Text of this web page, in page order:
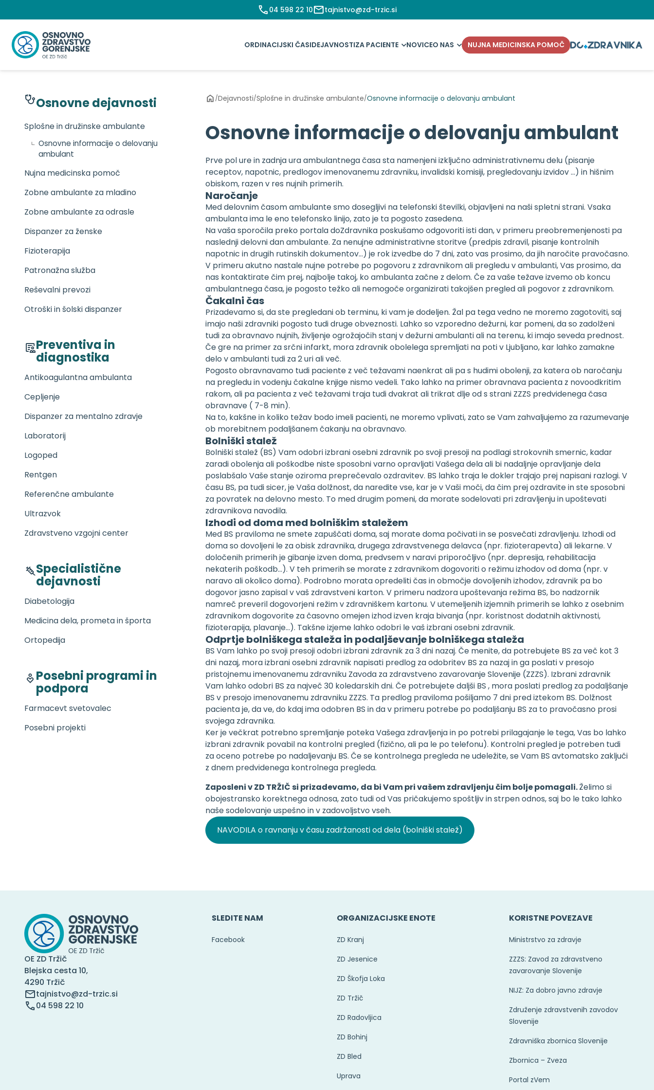
na
vsebino
04 598 22 10 tajnistvo@zd-trzic.si
ORDINACIJSKI ČASIDEJAVNOSTIZA PACIENTE NOVICEO NAS NUJNA MEDICINSKA POMOČ
/Dejavnosti/Splošne in družinske ambulante/Osnovne informacije o delovanju ambulant
Osnovne informacije o delovanju ambulant
Prve pol ure in zadnja ura ambulantnega časa sta namenjeni izključno administrativnemu delu (pisanje
receptov, napotnic, predlogov imenovanemu zdravniku, invalidski komisiji, pregledovanju izvidov …) in hišnim
obiskom, razen v res nujnih primerih.
Naročanje
Med delovnim časom ambulante smo dosegljivi na telefonski številki, objavljeni na naši spletni strani. Vsaka
ambulanta ima le eno telefonsko linijo, zato je ta pogosto zasedena.
Na vaša sporočila preko portala doZdravnika poskušamo odgovoriti isti dan, v primeru preobremenjenosti pa
naslednji delovni dan ambulante. Za nenujne administrativne storitve (predpis zdravil, pisanje kontrolnih
napotnic in drugih rutinskih dokumentov…) je rok izvedbe do 7 dni, zato vas prosimo, da jih naročite pravočasno.
V primeru akutno nastale nujne potrebe po pogovoru z zdravnikom ali pregledu v ambulanti, Vas prosimo, da
nas kontaktirate čim prej, najbolje takoj, ko ambulanta začne z delom. Če za vaše težave izvemo ob koncu
ambulantnega časa, je pogosto težko ali nemogoče organizirati takojšen pregled ali pogovor z zdravnikom.
Čakalni čas
Prizadevamo si, da ste pregledani ob terminu, ki vam je dodeljen. Žal pa tega vedno ne moremo zagotoviti, saj
imajo naši zdravniki pogosto tudi druge obveznosti. Lahko so vzporedno dežurni, kar pomeni, da so zadolženi
tudi za obravnavo nujnih, življenje ogrožajočih stanj v dežurni ambulanti ali na terenu, ki imajo seveda prednost.
Če gre na primer za srčni infarkt, mora zdravnik obolelega spremljati na poti v Ljubljano, kar lahko zamakne
delo v ambulanti tudi za 2 uri ali več.
Pogosto obravnavamo tudi paciente z več težavami naenkrat ali pa s hudimi obolenji, za katera ob naročanju
na pregledu in vodenju čakalne knjige nismo vedeli. Tako lahko na primer obravnava pacienta z novoodkritim
rakom, ali pa pacienta z več težavami traja tudi dvakrat ali trikrat dlje od s strani ZZZS predvidenega časa
obravnave ( 7-8 min).
Na to, kakšne in koliko težav bodo imeli pacienti, ne moremo vplivati, zato se Vam zahvaljujemo za razumevanje
ob morebitnem podaljšanem čakanju na obravnavo.
Bolniški stalež
Bolniški stalež (BS) Vam odobri izbrani osebni zdravnik po svoji presoji na podlagi strokovnih smernic, kadar
zaradi obolenja ali poškodbe niste sposobni varno opravljati Vašega dela ali bi nadaljnje opravljanje dela
poslabšalo Vaše stanje oziroma preprečevalo ozdravitev. BS lahko traja le dokler trajajo prej napisani razlogi. V
času BS, pa tudi sicer, je Vaša dolžnost, da naredite vse, kar je v Vaši moči, da čim prej ozdravite in ste sposobni
za povratek na delovno mesto. To med drugim pomeni, da morate sodelovati pri zdravljenju in upoštevati
zdravnikova navodila.
Izhodi od doma med bolniškim staležem
Med BS praviloma ne smete zapuščati doma, saj morate doma počivati in se posvečati zdravljenju. Izhodi od
doma so dovoljeni le za obisk zdravnika, drugega zdravstvenega delavca (npr. fizioterapevta) ali lekarne. V
določenih primerih je gibanje izven doma, predvsem v naravi priporočljivo (npr. depresija, rehabilitacija
nekaterih poškodb…). V teh primerih se morate z zdravnikom dogovoriti o režimu izhodov od doma (npr. v
naravo ali okolico doma). Podrobno morata opredeliti čas in območje dovoljenih izhodov, zdravnik pa bo
dogovor jasno zapisal v vaš zdravstveni karton. V primeru nadzora upoštevanja režima BS, bo nadzornik
namreč preveril dogovorjeni režim v zdravniškem kartonu. V utemeljenih izjemnih primerih se lahko z osebnim
zdravnikom dogovorite za časovno omejen izhod izven kraja bivanja (npr. koristnost dodatnih aktivnosti,
fizioterapija, plavanje…). Takšne izjeme lahko odobri le vaš izbrani osebni zdravnik.
Odprtje bolniškega staleža in podaljševanje bolniškega staleža
BS Vam lahko po svoji presoji odobri izbrani zdravnik za 3 dni nazaj. Če menite, da potrebujete BS za več kot 3
dni nazaj, mora izbrani osebni zdravnik napisati predlog za odobritev BS za nazaj in ga poslati v presojo
pristojnemu imenovanemu zdravniku Zavoda za zdravstveno zavarovanje Slovenije (ZZZS). Izbrani zdravnik
Vam lahko odobri BS za največ 30 koledarskih dni. Če potrebujete daljši BS , mora poslati predlog za podaljšanje
BS v presojo imenovanemu zdravniku ZZZS. Ta predlog praviloma pošiljamo 7 dni pred iztekom BS. Dolžnost
pacienta je, da ve, do kdaj ima odobren BS in da v primeru potrebe po podaljšanju BS za to pravočasno prosi
svojega zdravnika.
Ker je večkrat potrebno spremljanje poteka Vašega zdravljenja in po potrebi prilagajanje le tega, Vas bo lahko
izbrani zdravnik povabil na kontrolni pregled (fizično, ali pa le po telefonu). Kontrolni pregled je potreben tudi
za oceno potrebe po nadaljevanju BS. Če se kontrolnega pregleda ne udeležite, se Vam BS avtomatsko zaključi
z dnem predvidenega kontrolnega pregleda.
Zaposleni v ZD TRŽIČ si prizadevamo, da bi Vam pri vašem zdravljenju čim bolje pomagali.Želimo si
obojestransko korektnega odnosa, zato tudi od Vas pričakujemo spoštljiv in strpen odnos, saj bo le tako lahko
naše sodelovanje uspešno in v zadovoljstvo vseh.
NAVODILA o ravnanju v času zadržanosti od dela (bolniški stalež)
Osnovne dejavnosti
Splošne in družinske ambulante
Osnovne informacije o delovanju
ambulant
Nujna medicinska pomoč
Zobne ambulante za mladino
Zobne ambulante za odrasle
Dispanzer za ženske
Fizioterapija
Patronažna služba
Reševalni prevozi
Otroški in šolski dispanzer
Preventiva in
diagnostika
Antikoagulantna ambulanta
Cepljenje
Dispanzer za mentalno zdravje
Laboratorij
Logoped
Rentgen
Referenčne ambulante
Ultrazvok
Zdravstveno vzgojni center
Specialistične
dejavnosti
Diabetologija
Medicina dela, prometa in športa
Ortopedija
Posebni programi in
podpora
Farmacevt svetovalec
Posebni projekti
OE ZD Tržič
Blejska cesta 10,
4290 Tržič
tajnistvo@zd-trzic.si
04 598 22 10
SLEDITE NAM
Facebook
ORGANIZACIJSKE ENOTE
ZD Kranj
ZD Jesenice
ZD Škofja Loka
ZD Tržič
ZD Radovljica
ZD Bohinj
ZD Bled
Uprava
KORISTNE POVEZAVE
Ministrstvo za zdravje
ZZZS: Zavod za zdravstveno
zavarovanje Slovenije
NIJZ: Za dobro javno zdravje
Združenje zdravstvenih zavodov
Slovenije
Zdravniška zbornica Slovenije
Zbornica – Zveza
Portal zVem